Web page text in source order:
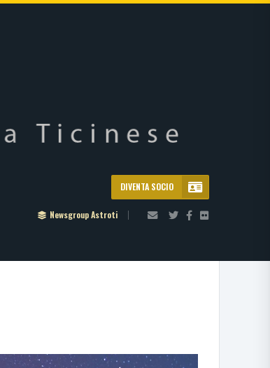
DIVENTA SOCIO
Newsgroup Astroti